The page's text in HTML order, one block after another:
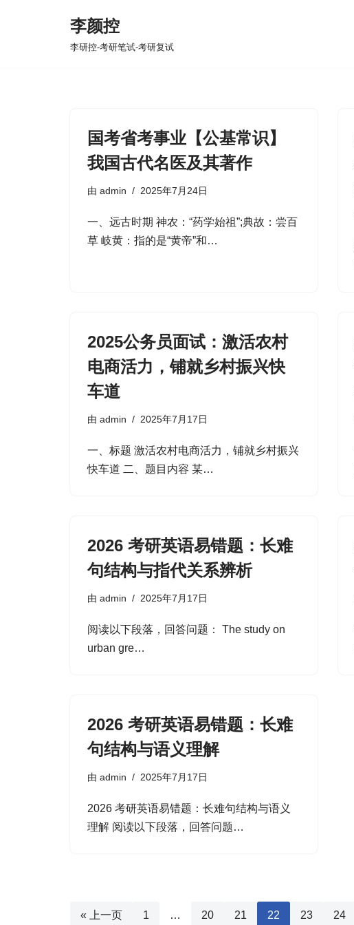
李颜控
李研控-考研笔试-考研复试
国考省考事业【公基常识】
我国古代名医及其著作
由 admin 2025年7月24日
一、远古时期 神农：“药学始祖”;典故：尝百
草 岐黄：指的是“黄帝”和…
2025公务员面试：激活农村
电商活力，铺就乡村振兴快
车道​
由 admin 2025年7月17日
一、标题​ 激活农村电商活力，铺就乡村振兴
快车道​ 二、题目内容​ 某…
2026 考研英语易错题：长难
句结构与指代关系辨析
由 admin 2025年7月17日
阅读以下段落，回答问题： The study on
urban gre…
2026 考研英语易错题：长难
句结构与语义理解
由 admin 2025年7月17日
2026 考研英语易错题：长难句结构与语义
理解 阅读以下段落，回答问题…
« 上一页 1 … 20 21 22 23 24